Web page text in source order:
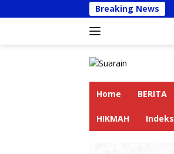
ke
Breaking News
Home BERITA
HIKMAH Indeks